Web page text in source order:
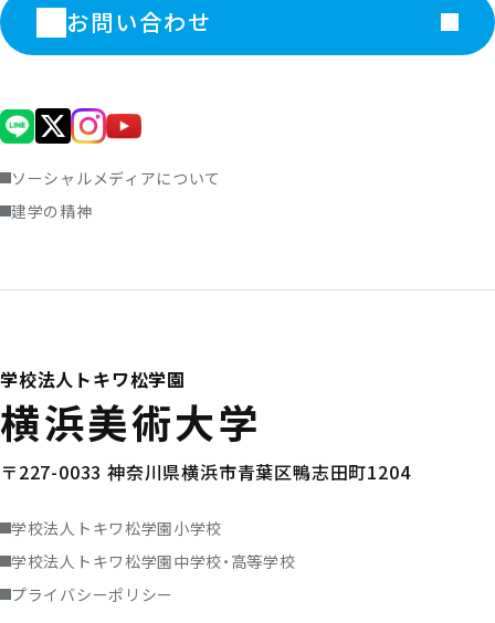
お問い合わせ
ソーシャルメディアについて
建学の精神
学校法人トキワ松学園
横浜美術大学
〒227-0033 神奈川県横浜市青葉区鴨志田町1204
学校法人トキワ松学園小学校
学校法人トキワ松学園中学校・高等学校
プライバシーポリシー